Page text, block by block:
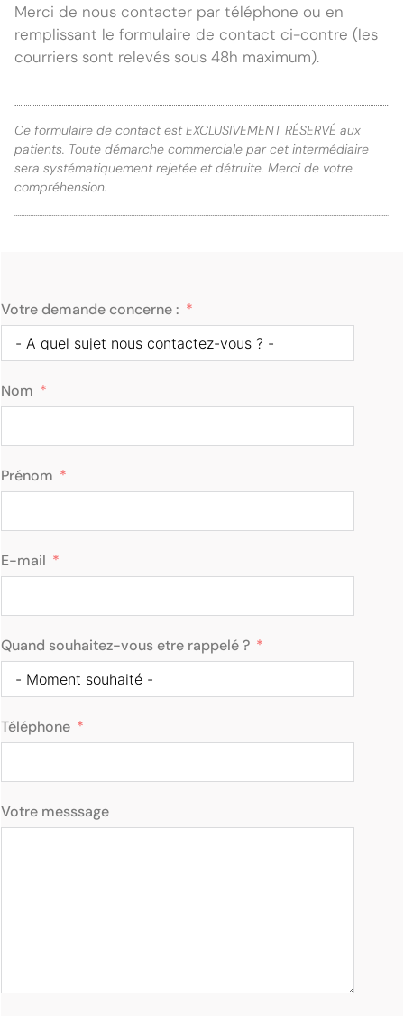
Votre demande concerne :
Nom
Prénom
E-mail
Quand souhaitez-vous etre rappelé ?
Téléphone
Votre messsage
Merci de nous contacter par téléphone ou en
remplissant le formulaire de contact ci-contre (les
courriers sont relevés sous 48h maximum).
Ce formulaire de contact est EXCLUSIVEMENT RÉSERVÉ aux
patients. Toute démarche commerciale par cet intermédiaire
sera systématiquement rejetée et détruite. Merci de votre
compréhension.